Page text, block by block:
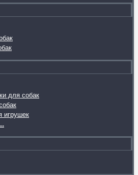
для собак
игрушек